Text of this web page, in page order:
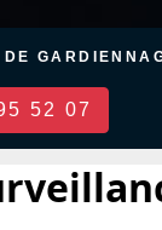
52 07